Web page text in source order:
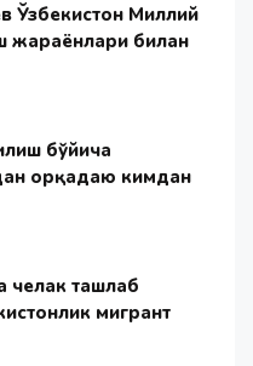
Ўзбекистон Миллий
жараёнлари билан
бўйича
орқадаю кимдан
челак ташлаб
мигрант